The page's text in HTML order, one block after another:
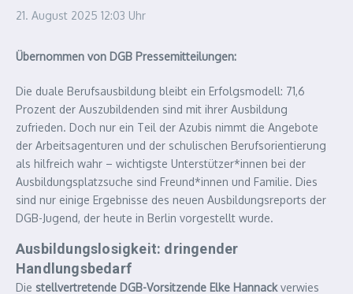
21. August 2025 12:03 Uhr
Übernommen von DGB Pressemitteilungen:
Die duale Berufsausbildung bleibt ein Erfolgsmodell: 71,6
Prozent der Auszubildenden sind mit ihrer Ausbildung
zufrieden. Doch nur ein Teil der Azubis nimmt die Angebote
der Arbeitsagenturen und der schulischen Berufsorientierung
als hilfreich wahr – wichtigste Unterstützer*innen bei der
Ausbildungsplatzsuche sind Freund*innen und Familie. Dies
sind nur einige Ergebnisse des neuen Ausbildungsreports der
DGB-Jugend, der heute in Berlin vorgestellt wurde.
Ausbildungslosigkeit: dringender
Handlungsbedarf
Die stellvertretende DGB-Vorsitzende Elke Hannackverwies